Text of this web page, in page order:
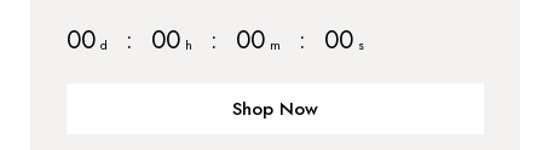
00 d : 00 h : 00 m : 00 s
Shop Now